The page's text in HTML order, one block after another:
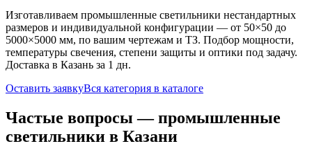
Изготавливаем промышленные светильники нестандартных
размеров и индивидуальной конфигурации — от 50×50 до
5000×5000 мм, по вашим чертежам и ТЗ. Подбор мощности,
температуры свечения, степени защиты и оптики под задачу.
Доставка в Казань за 1 дн.
Оставить заявкуВся категория в каталоге
Частые вопросы —промышленные
светильники в Казани